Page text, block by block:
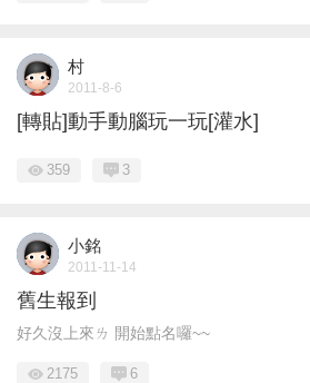
村
2011-8-6
[轉貼]動手動腦玩一玩[灌水]
359 3
小銘
2011-11-14
舊生報到
好久沒上來ㄌ 開始點名囉~~
2175 6